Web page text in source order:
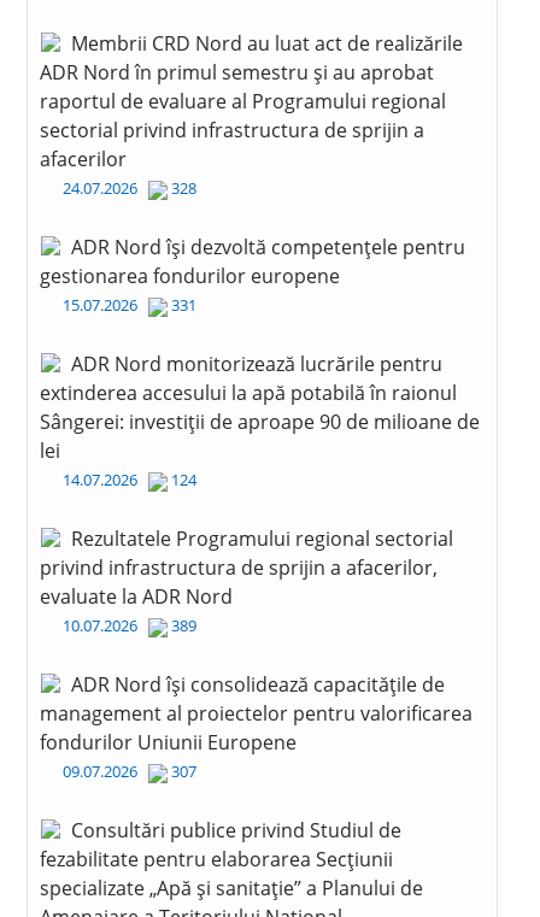
Membrii CRD Nord au luat act de realizările
ADR Nord în primul semestru și au aprobat
raportul de evaluare al Programului regional
sectorial privind infrastructura de sprijin a
afacerilor
24.07.2026 328
ADR Nord își dezvoltă competențele pentru
gestionarea fondurilor europene
15.07.2026 331
ADR Nord monitorizează lucrările pentru
extinderea accesului la apă potabilă în raionul
Sângerei: investiții de aproape 90 de milioane de
lei
14.07.2026 124
Rezultatele Programului regional sectorial
privind infrastructura de sprijin a afacerilor,
evaluate la ADR Nord
10.07.2026 389
ADR Nord își consolidează capacitățile de
management al proiectelor pentru valorificarea
fondurilor Uniunii Europene
09.07.2026 307
Consultări publice privind Studiul de
fezabilitate pentru elaborarea Secțiunii
specializate „Apă și sanitație” a Planului de